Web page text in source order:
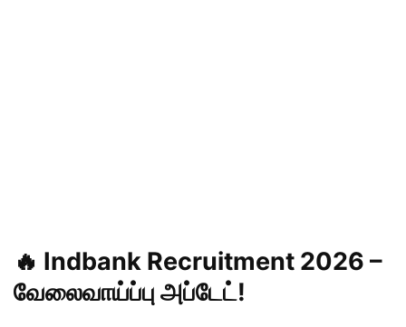
🔥 Indbank Recruitment 2026 –
வேலைவாய்ப்பு அப்டேட்!